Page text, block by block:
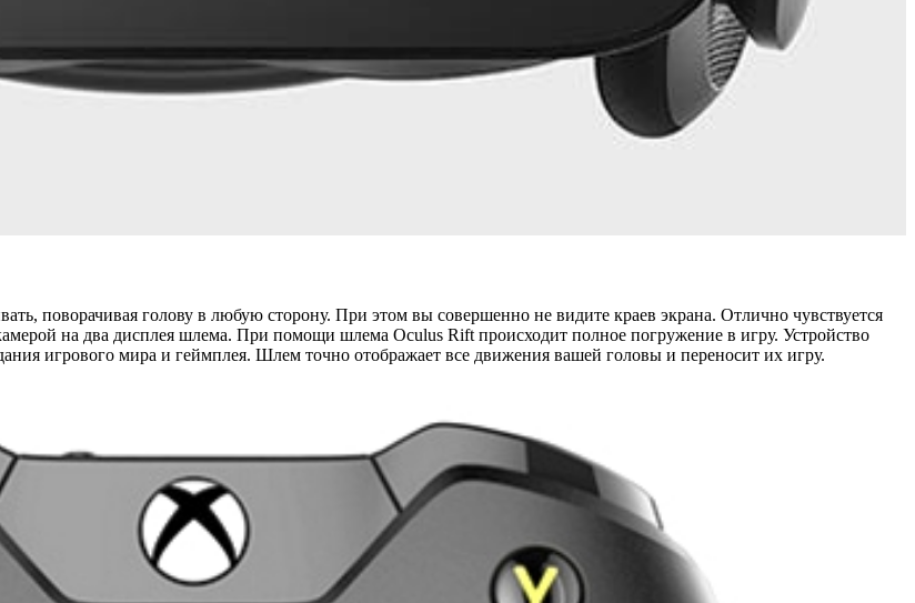
поворачивая голову в любую сторону. При этом вы совершенно не видите краев экрана. Отлично чувствуется
на два дисплея шлема. При помощи шлема Oculus Rift происходит полное погружение в игру. Устройство
игрового мира и геймплея. Шлем точно отображает все движения вашей головы и переносит их игру.